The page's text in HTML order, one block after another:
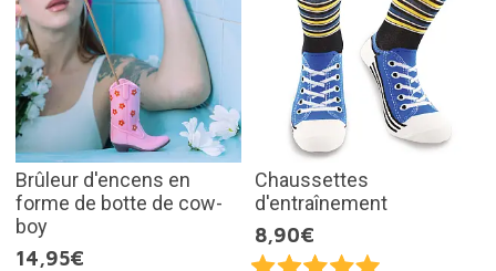
Brûleur d'encens en
forme de botte de cow-
boy
14,95€
Chaussettes
d'entraînement
8,90€